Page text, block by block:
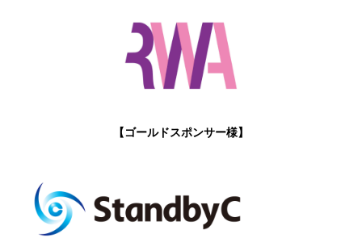
【ゴールドスポンサー様】